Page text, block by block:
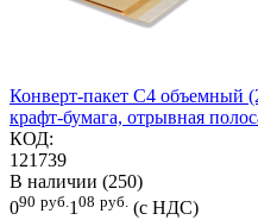
Конверт-пакет С4 объемный
крафт-бумага, отрывная
КОД:
121739
В наличии (250)
090 руб. 1 08 руб. (с НДС)